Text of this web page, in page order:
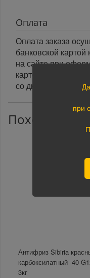
Оплата
Оплата заказа
банковской
на сайте при
картой на сайте
со дня
Похожие
Антифриз Sibiria
карбоксилатный -40
3кг
при